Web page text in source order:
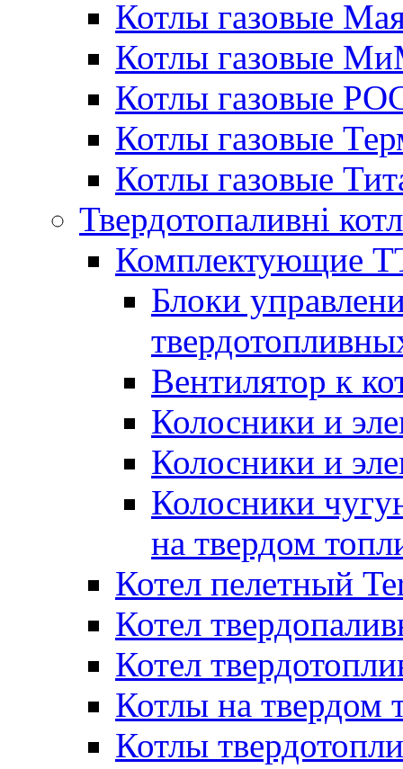
Котлы газовые
Котлы газовые
Котлы газовые
Котлы газовые
Котлы газовые
Твердотопаливні
Комплектующие
Блоки
Вентилятор к
Колосники и
Колосники и
Колосники
на твердом
Котел пелетный
Котел
Котел
Котлы на твердом
Котлы